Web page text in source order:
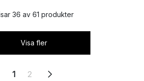
36 av 61 produkter
Visa fler
1 2